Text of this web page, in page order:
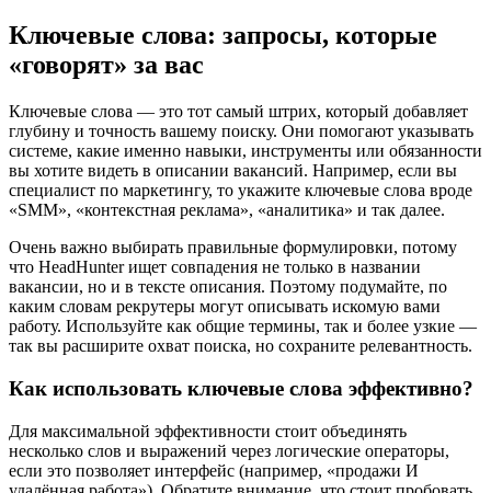
Ключевые слова: запросы, которые
«говорят» за вас
Ключевые слова — это тот самый штрих, который добавляет
глубину и точность вашему поиску. Они помогают указывать
системе, какие именно навыки, инструменты или обязанности
вы хотите видеть в описании вакансий. Например, если вы
специалист по маркетингу, то укажите ключевые слова вроде
«SMM», «контекстная реклама», «аналитика» и так далее.
Очень важно выбирать правильные формулировки, потому
что HeadHunter ищет совпадения не только в названии
вакансии, но и в тексте описания. Поэтому подумайте, по
каким словам рекрутеры могут описывать искомую вами
работу. Используйте как общие термины, так и более узкие —
так вы расширите охват поиска, но сохраните релевантность.
Как использовать ключевые слова эффективно?
Для максимальной эффективности стоит объединять
несколько слов и выражений через логические операторы,
если это позволяет интерфейс (например, «продажи И